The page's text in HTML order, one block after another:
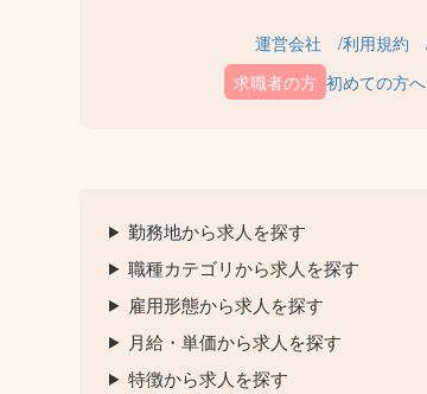
運営会社 利用規約
初めての方へ
勤務地から求人を探す
職種カテゴリから求人を探す
雇用形態から求人を探す
月給・単価から求人を探す
特徴から求人を探す